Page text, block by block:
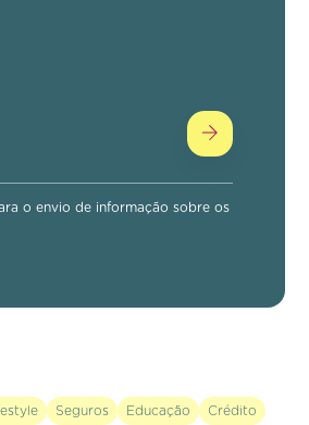
o envio de informação sobre os
Seguros Educação Crédito